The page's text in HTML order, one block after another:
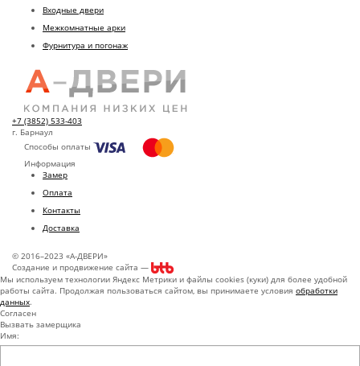
Входные двери
Межкомнатные арки
Фурнитура и погонаж
+7 (3852) 533-403
г. Барнаул
Способы оплаты
Информация
Замер
Оплата
Контакты
Доставка
© 2016–2023 «А-ДВЕРИ»
Создание и продвижение сайта —
Мы используем технологии Яндекс Метрики и файлы cookies (куки) для более удобной
работы сайта. Продолжая пользоваться сайтом, вы принимаете условия обработки
данных.
Согласен
Вызвать замерщика
Имя: